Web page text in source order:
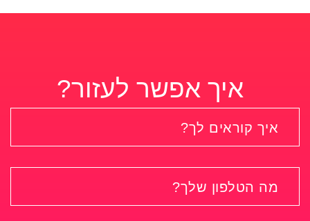
איך אפשר לעזור?